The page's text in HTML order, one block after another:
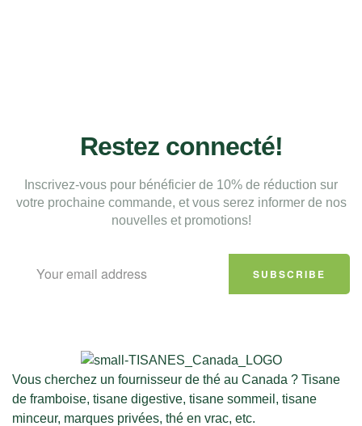
Restez connecté!
Inscrivez-vous pour bénéficier de 10% de réduction sur
votre prochaine commande, et vous serez informer de nos
nouvelles et promotions!
SUBSCRIBE
Vous cherchez un fournisseur de thé au Canada ? Tisane
de framboise, tisane digestive, tisane sommeil, tisane
minceur, marques privées, thé en vrac, etc.